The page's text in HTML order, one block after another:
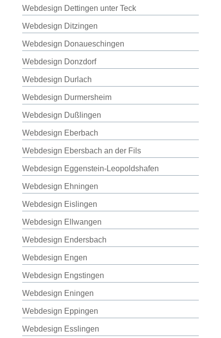
Webdesign Dettingen unter Teck
Webdesign Ditzingen
Webdesign Donaueschingen
Webdesign Donzdorf
Webdesign Durlach
Webdesign Durmersheim
Webdesign Dußlingen
Webdesign Eberbach
Webdesign Ebersbach an der Fils
Webdesign Eggenstein-Leopoldshafen
Webdesign Ehningen
Webdesign Eislingen
Webdesign Ellwangen
Webdesign Endersbach
Webdesign Engen
Webdesign Engstingen
Webdesign Eningen
Webdesign Eppingen
Webdesign Esslingen